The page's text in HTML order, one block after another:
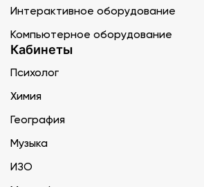
Интерактивное оборудование
Компьютерное оборудование
Кабинеты
Психолог
Химия
География
Музыка
ИЗО